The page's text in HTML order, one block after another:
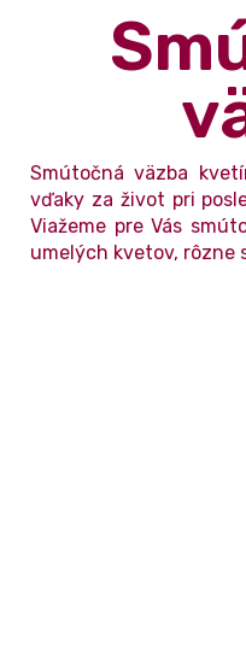
Smútočná väzba
vďaky za život pri
Viažeme pre Vás
umelých kvetov, rôzne